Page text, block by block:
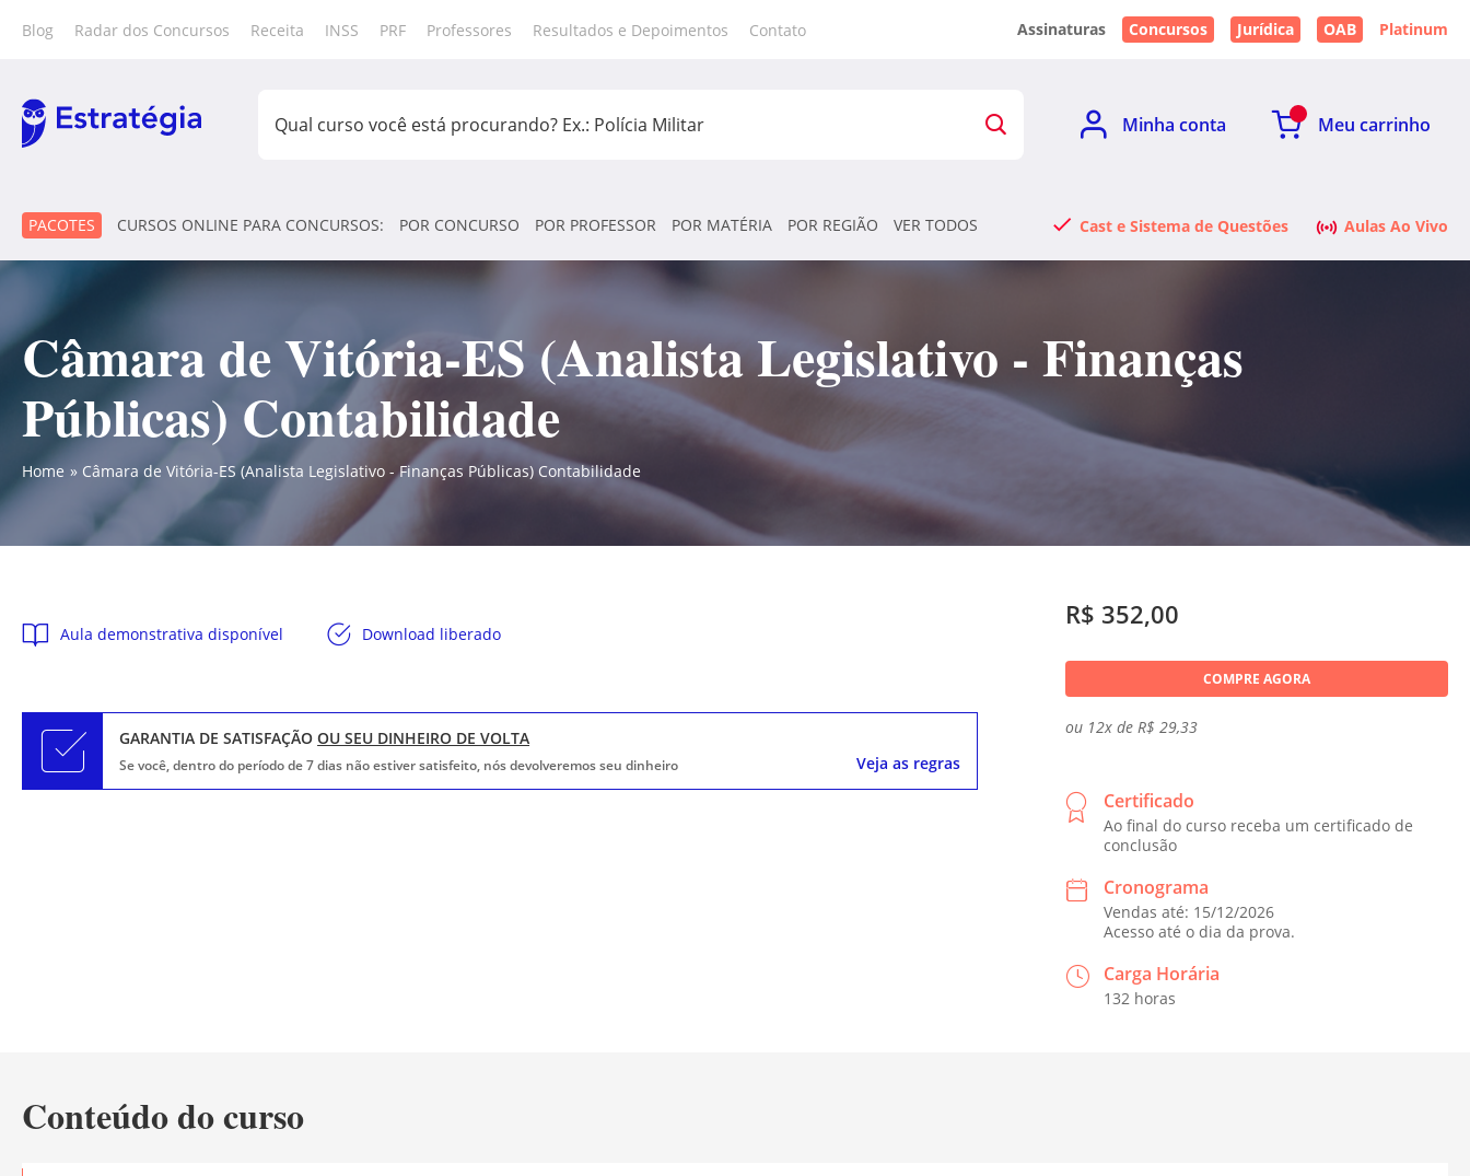
Blog Radar dos Concursos Receita INSS PRF Professores Resultados e Depoimentos Contato Assinaturas Concursos Jurídica OAB Platinum
Minha conta Meu carrinho
PACOTES CURSOS ONLINE PARA CONCURSOS: POR CONCURSO POR PROFESSOR POR MATÉRIA POR REGIÃO VER TODOS Cast e Sistema de Questões Aulas Ao Vivo
Câmara de Vitória-ES (Analista Legislativo - Finanças
Públicas) Contabilidade
Home Câmara de Vitória-ES (Analista Legislativo - Finanças Públicas) Contabilidade
Aula demonstrativa disponível Download liberado
GARANTIA DE SATISFAÇÃOOU SEU DINHEIRO DE VOLTA
Se você, dentro do período de 7 dias não estiver satisfeito, nós devolveremos seu dinheiro Veja as regras
R$ 352,00
COMPRE AGORA
ou 12x de R$ 29,33
Certificado
Ao final do curso receba um certificado de
conclusão
Cronograma
Vendas até: 15/12/2026
Acesso até o dia da prova.
Carga Horária
132 horas
Conteúdo do curso